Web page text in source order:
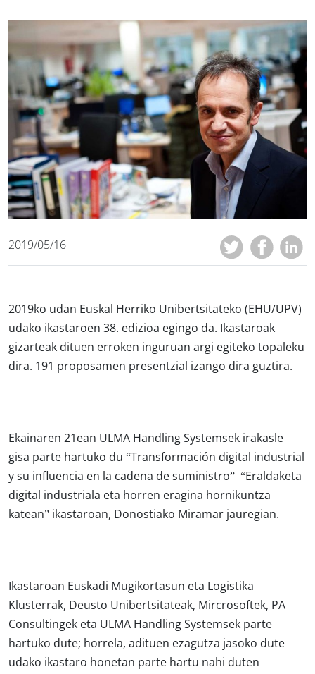
2019/05/16
2019ko udan Euskal Herriko Unibertsitateko (EHU/UPV)
udako ikastaroen 38. edizioa egingo da. Ikastaroak
gizarteak dituen erroken inguruan argi egiteko topaleku
dira. 191 proposamen presentzial izango dira guztira.
Ekainaren 21ean ULMA Handling Systemsek irakasle
gisa parte hartuko du “Transformación digital industrial
y su influencia en la cadena de suministro” “Eraldaketa
digital industriala eta horren eragina hornikuntza
katean” ikastaroan, Donostiako Miramar jauregian.
Ikastaroan Euskadi Mugikortasun eta Logistika
Klusterrak, Deusto Unibertsitateak, Mircrosoftek, PA
Consultingek eta ULMA Handling Systemsek parte
hartuko dute; horrela, adituen ezagutza jasoko dute
udako ikastaro honetan parte hartu nahi duten